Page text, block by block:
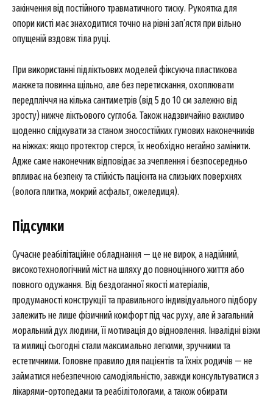
закінчення від постійного травматичного тиску. Рукоятка для
опори кисті має знаходитися точно на рівні зап’ястя при вільно
опущеній вздовж тіла руці.
При використанні підліктьових моделей фіксуюча пластикова
манжета повинна щільно, але без перетискання, охоплювати
передпліччя на кілька сантиметрів (від 5 до 10 см залежно від
зросту) нижче ліктьового суглоба. Також надзвичайно важливо
щоденно слідкувати за станом зносостійких гумових наконечників
на ніжках: якщо протектор стерся, їх необхідно негайно замінити.
Адже саме наконечник відповідає за зчеплення і безпосередньо
впливає на безпеку та стійкість пацієнта на слизьких поверхнях
(волога плитка, мокрий асфальт, ожеледиця).
Підсумки
Сучасне реабілітаційне обладнання — це не вирок, а надійний,
високотехнологічний міст на шляху до повноцінного життя або
повного одужання. Від бездоганної якості матеріалів,
продуманості конструкції та правильного індивідуального підбору
залежить не лише фізичний комфорт під час руху, але й загальний
моральний дух людини, її мотивація до відновлення. Інвалідні візки
та милиці сьогодні стали максимально легкими, зручними та
естетичними. Головне правило для пацієнтів та їхніх родичів — не
займатися небезпечною самодіяльністю, завжди консультуватися з
лікарями-ортопедами та реабілітологами, а також обирати